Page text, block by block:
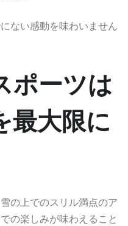
ない感動を味わいません
ポーツは
最大限に
の上でのスリル満点のア
の楽しみが味わえること